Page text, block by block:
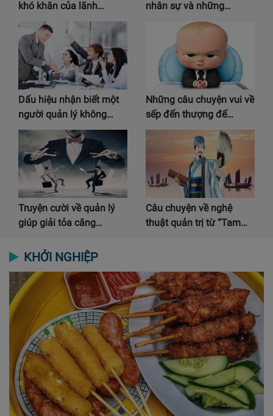
khó khăn của lãnh…
nhân sự và những…
Dấu hiệu nhận biết một
người quản lý không…
Những câu chuyện vui về
sếp đến thượng đế…
Truyện cười về quản lý
giúp giải tỏa căng…
Câu chuyện về nghệ
thuật quản trị từ “Tam…
KHỞI NGHIỆP